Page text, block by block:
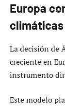
Europa
climáticas
La decisión de
creciente en
instrumento
Este modelo